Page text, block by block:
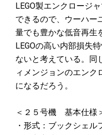
LEGO製エンクロージ
できるので、ウーハー
量でも豊かな低音再生
LEGOの高い内部損失
ないと考えている。同
ィメンジョンのエンク
になるだろう。
＜２５号機 基本仕様
・形式：ブックシェ